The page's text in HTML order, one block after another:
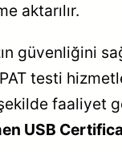
aktarılır.
güvenliğini
testi
faaliyet
USB